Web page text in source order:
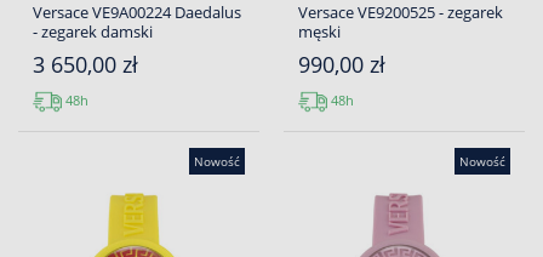
Versace VE9A00224 Daedalus
- zegarek damski
3 650,00 zł
48h
Versace VE9200525 - zegarek
męski
990,00 zł
48h
Nowość Nowość